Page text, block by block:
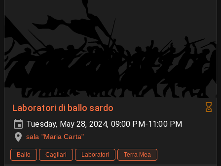
Laboratori di ballo sardo
Tuesday, May 28, 2024, 09:00 PM-11:00 PM
sala "Maria Carta"
Ballo Cagliari Laboratori Terra Mea